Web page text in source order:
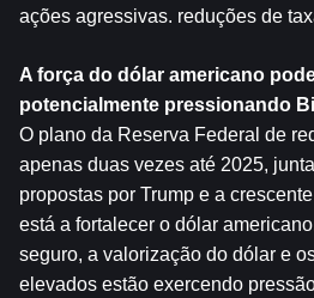
ações agressivas. reduções de
A força do dólar americano
potencialmente pressionando
O plano da Reserva Federal de
apenas duas vezes até 2025,
propostas por Trump e a
está a fortalecer o dólar
seguro, a valorização do dólar e
elevados estão exercendo